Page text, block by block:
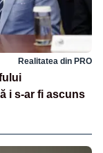
Realitatea din PRO
i s-ar fi ascuns